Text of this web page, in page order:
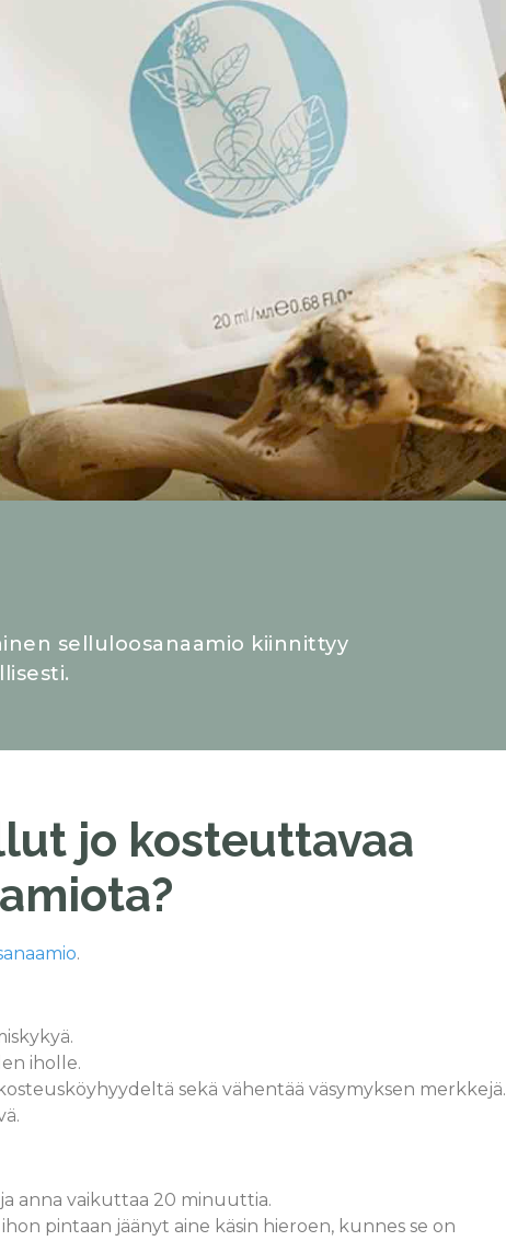
selluloosanaamio kiinnittyy
jo kosteuttavaa
.
iholle.
sekä vähentää väsymyksen merkkejä.
anna vaikuttaa 20 minuuttia.
pintaan jäänyt aine käsin hieroen, kunnes se on